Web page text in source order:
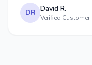
DR David R.
Verified Customer